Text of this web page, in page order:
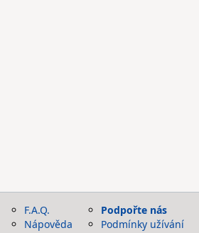
F.A.Q.
Nápověda
Podpořte nás
Podmínky užívání